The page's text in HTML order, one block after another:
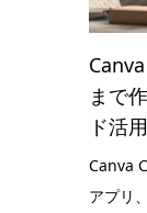
まで
ド活
Canva
アプリ